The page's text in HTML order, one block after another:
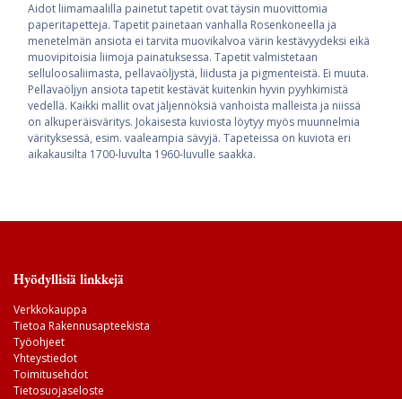
Aidot liimamaalilla painetut tapetit ovat täysin muovittomia
paperitapetteja. Tapetit painetaan vanhalla Rosenkoneella ja
menetelmän ansiota ei tarvita muovikalvoa värin kestävyydeksi eikä
muovipitoisia liimoja painatuksessa. Tapetit valmistetaan
selluloosaliimasta, pellavaöljystä, liidusta ja pigmenteistä. Ei muuta.
Pellavaöljyn ansiota tapetit kestävät kuitenkin hyvin pyyhkimistä
vedellä. Kaikki mallit ovat jäljennöksiä vanhoista malleista ja niissä
on alkuperäisväritys. Jokaisesta kuviosta löytyy myös muunnelmia
värityksessä, esim. vaaleampia sävyjä. Tapeteissa on kuviota eri
aikakausilta 1700-luvulta 1960-luvulle saakka.
Hyödyllisiä linkkejä
Verkkokauppa
Tietoa Rakennusapteekista
Työohjeet
Yhteystiedot
Toimitusehdot
Tietosuojaseloste